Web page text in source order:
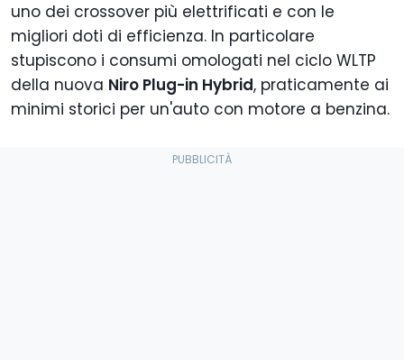
uno dei crossover più elettrificati e con le
migliori doti di efficienza. In particolare
stupiscono i consumi omologati nel ciclo WLTP
della nuova Niro Plug-in Hybrid, praticamente ai
minimi storici per un'auto con motore a benzina.